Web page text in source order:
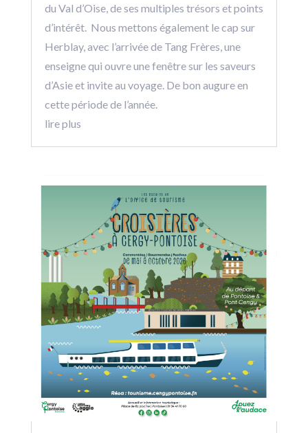
du Val d’Oise, de ses multiples trésors et points
d’intérêt. Nous mettons également le cap sur
Herblay, avec l’arrivée de Tang Frères, une
enseigne qui ouvre une fenêtre sur les saveurs
d’Asie et invite au voyage. De bon augure en
cette période de l’année.
lire plus